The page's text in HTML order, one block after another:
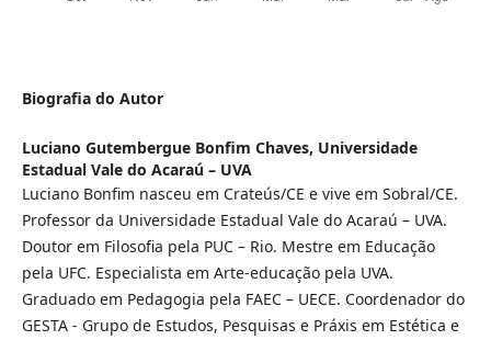
Biografia do Autor
Luciano Gutembergue Bonfim Chaves, Universidade
Estadual Vale do Acaraú – UVA
Luciano Bonfim nasceu em Crateús/CE e vive em Sobral/CE.
Professor da Universidade Estadual Vale do Acaraú – UVA.
Doutor em Filosofia pela PUC – Rio. Mestre em Educação
pela UFC. Especialista em Arte-educação pela UVA.
Graduado em Pedagogia pela FAEC – UECE. Coordenador do
GESTA - Grupo de Estudos, Pesquisas e Práxis em Estética e